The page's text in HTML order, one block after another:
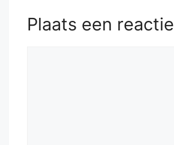
Plaats een reactie